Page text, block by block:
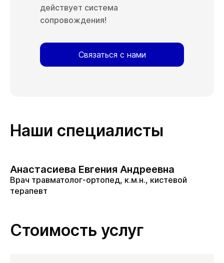
действует система
сопровождения!
Связаться с нами
Наши специалисты
Анастасиева Евгения Андреевна
Врач травматолог-ортопед, к.м.н., кистевой
терапевт
Стоимость услуг